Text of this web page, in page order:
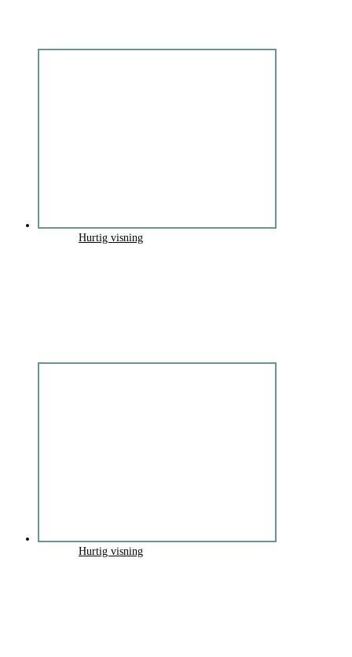
Hurtig visning
Hurtig visning